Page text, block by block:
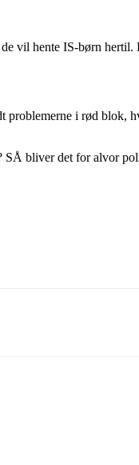
vil hente IS-børn
i rød blok,
SÅ bliver det for alvor